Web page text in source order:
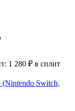
1 280 ₽ в сплит
(Nintendo Switch,